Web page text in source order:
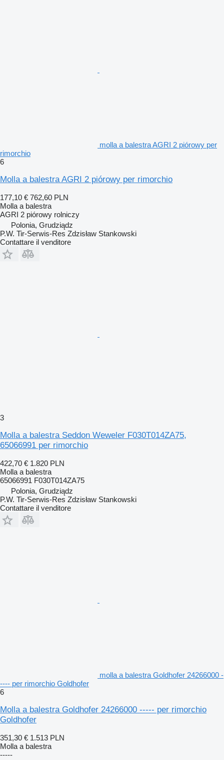
molla a balestra AGRI 2 piórowy per
rimorchio
6
Molla a balestra AGRI 2 piórowy per rimorchio
177,10 € 762,60 PLN
Molla a balestra
AGRI 2 piórowy rolniczy
Polonia, Grudziądz
P.W. Tir-Serwis-Res Zdzisław Stankowski
Contattare il venditore
3
Molla a balestra Seddon Weweler F030T014ZA75,
65066991 per rimorchio
422,70 € 1.820 PLN
Molla a balestra
65066991 F030T014ZA75
Polonia, Grudziądz
P.W. Tir-Serwis-Res Zdzisław Stankowski
Contattare il venditore
molla a balestra Goldhofer 24266000 -
---- per rimorchio Goldhofer
6
Molla a balestra Goldhofer 24266000 ----- per rimorchio
Goldhofer
351,30 € 1.513 PLN
Molla a balestra
-----